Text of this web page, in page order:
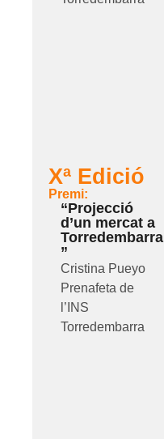
Xª Edició
Premi:
“Projecció
d’un mercat a
Torredembarra
”
Cristina Pueyo
Prenafeta de
l’INS
Torredembarra